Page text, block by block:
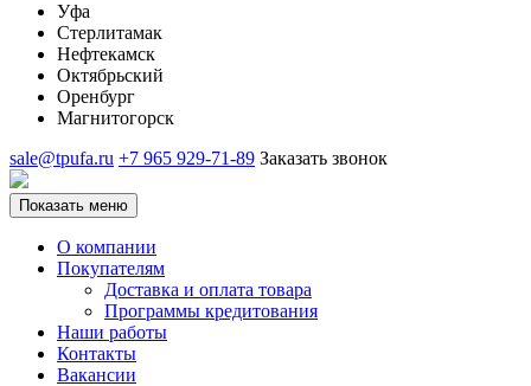
Уфа
Стерлитамак
Нефтекамск
Октябрьский
Оренбург
Магнитогорск
sale@tpufa.ru +7 965 929-71-89 Заказать звонок
Показать меню
О компании
Покупателям
Доставка и оплата товара
Программы кредитования
Наши работы
Контакты
Вакансии